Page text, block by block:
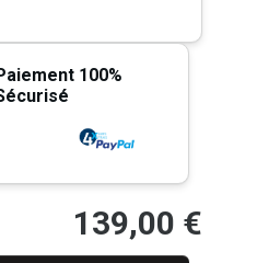
100%
139,00 €